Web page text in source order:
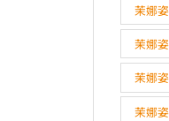
茉娜
茉娜
茉娜
茉娜